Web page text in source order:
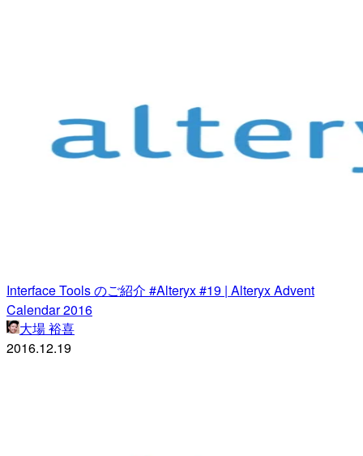
Interface Tools のご紹介 #Alteryx #19 | Alteryx Advent
Calendar 2016
大場 裕喜
2016.12.19